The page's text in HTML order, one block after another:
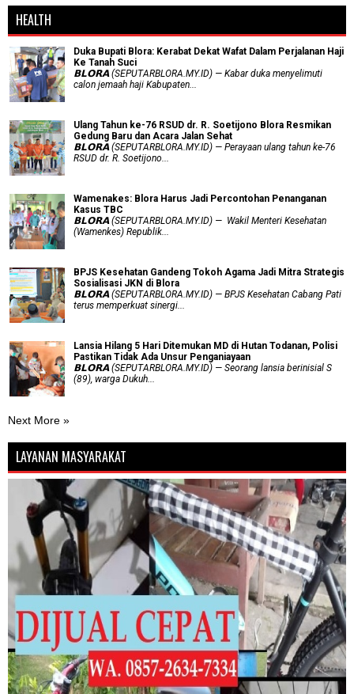
HEALTH
Duka Bupati Blora: Kerabat Dekat Wafat Dalam Perjalanan Haji
Ke Tanah Suci
𝗕𝗟𝗢𝗥𝗔 (SEPUTARBLORA.MY.ID) — Kabar duka menyelimuti
calon jemaah haji Kabupaten...
Ulang Tahun ke-76 RSUD dr. R. Soetijono Blora Resmikan
Gedung Baru dan Acara Jalan Sehat
𝗕𝗟𝗢𝗥𝗔 (SEPUTARBLORA.MY.ID) — Perayaan ulang tahun ke-76
RSUD dr. R. Soetijono...
Wamenakes: Blora Harus Jadi Percontohan Penanganan
Kasus TBC
𝗕𝗟𝗢𝗥𝗔 (SEPUTARBLORA.MY.ID) — Wakil Menteri Kesehatan
(Wamenkes) Republik...
BPJS Kesehatan Gandeng Tokoh Agama Jadi Mitra Strategis
Sosialisasi JKN di Blora
𝗕𝗟𝗢𝗥𝗔 (SEPUTARBLORA.MY.ID) — BPJS Kesehatan Cabang Pati
terus memperkuat sinergi...
Lansia Hilang 5 Hari Ditemukan MD di Hutan Todanan, Polisi
Pastikan Tidak Ada Unsur Penganiayaan
𝗕𝗟𝗢𝗥𝗔 (SEPUTARBLORA.MY.ID) — Seorang lansia berinisial S
(89), warga Dukuh...
Next More »
LAYANAN MASYARAKAT